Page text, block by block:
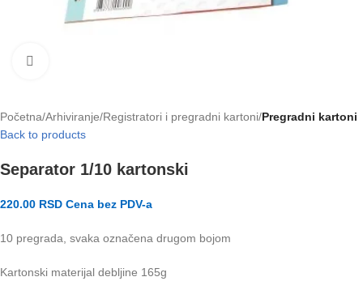
Početna Arhiviranje Registratori i pregradni kartoni Pregradni kartoni
Back to products
Separator 1/10 kartonski
220.00 RSD Cena bez PDV-a
10 pregrada, svaka označena drugom bojom
Kartonski materijal debljine 165g